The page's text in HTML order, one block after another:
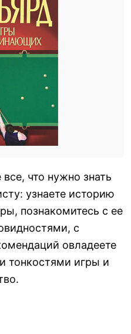
что нужно знать
узнаете историю
познакомитесь с ее
с
овладеете
тонкостями игры и